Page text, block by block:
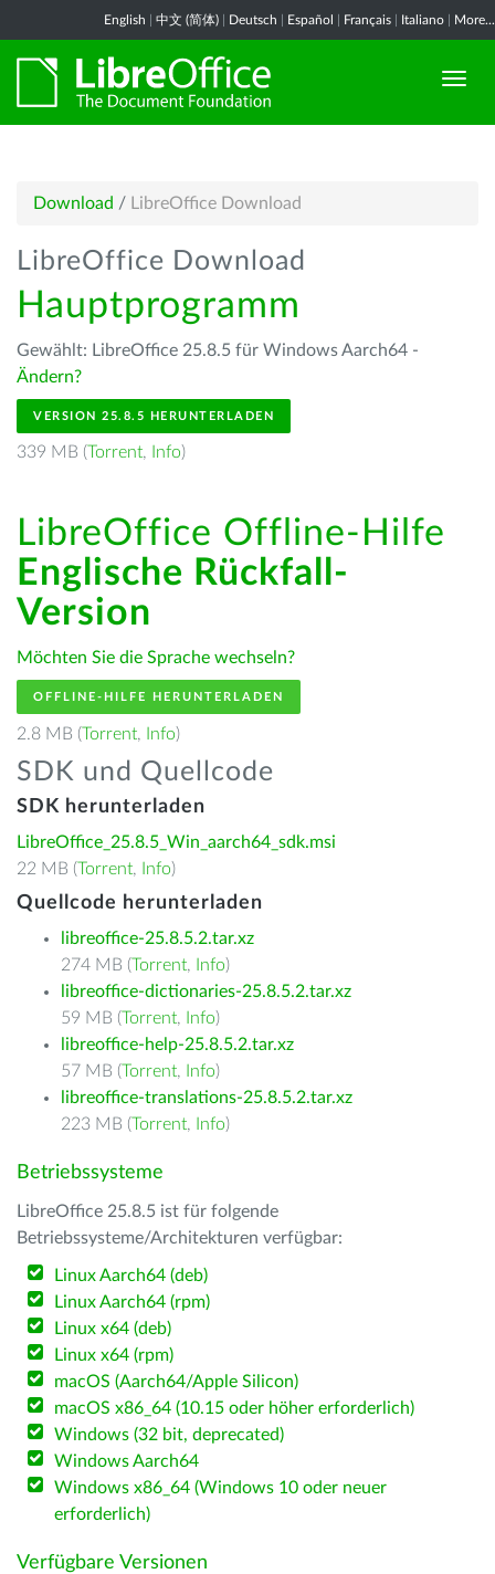
English 中文 (简体) Deutsch Español Français Italiano More...
Download / LibreOffice Download
LibreOffice Download
Hauptprogramm
Gewählt: LibreOffice 25.8.5 für Windows Aarch64 -
Ändern?
VERSION 25.8.5 HERUNTERLADEN
339 MB (Torrent, Info)
LibreOffice Offline-Hilfe
Englische Rückfall-
Version
Möchten Sie die Sprache wechseln?
OFFLINE-HILFE HERUNTERLADEN
2.8 MB (Torrent, Info)
SDK und Quellcode
SDK herunterladen
LibreOffice_25.8.5_Win_aarch64_sdk.msi
22 MB (Torrent, Info)
Quellcode herunterladen
libreoffice-25.8.5.2.tar.xz
274 MB (Torrent, Info)
libreoffice-dictionaries-25.8.5.2.tar.xz
59 MB (Torrent, Info)
libreoffice-help-25.8.5.2.tar.xz
57 MB (Torrent, Info)
libreoffice-translations-25.8.5.2.tar.xz
223 MB (Torrent, Info)
Betriebssysteme
LibreOffice 25.8.5 ist für folgende
Betriebssysteme/Architekturen verfügbar:
Linux Aarch64 (deb)
Linux Aarch64 (rpm)
Linux x64 (deb)
Linux x64 (rpm)
macOS (Aarch64/Apple Silicon)
macOS x86_64 (10.15 oder höher erforderlich)
Windows (32 bit, deprecated)
Windows Aarch64
Windows x86_64 (Windows 10 oder neuer
erforderlich)
Verfügbare Versionen